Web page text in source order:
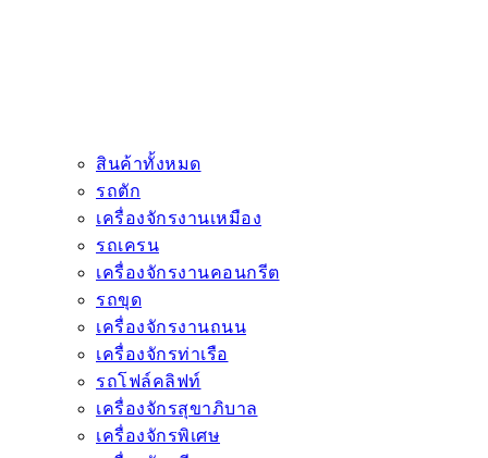
สินค้าทั้งหมด
รถตัก
เครื่องจักรงานเหมือง
รถเครน
เครื่องจักรงานคอนกรีต
รถขุด
เครื่องจักรงานถนน
เครื่องจักรท่าเรือ
รถโฟล์คลิฟท์
เครื่องจักรสุขาภิบาล
เครื่องจักรพิเศษ